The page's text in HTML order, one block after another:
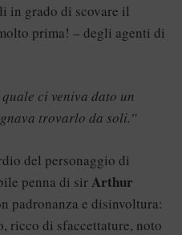
in grado di scovare il
prima! – degli agenti di
ci veniva dato un
trovarlo da soli.”
del personaggio di
penna di sirArthur
padronanza e disinvoltura:
ricco di sfaccettature, noto